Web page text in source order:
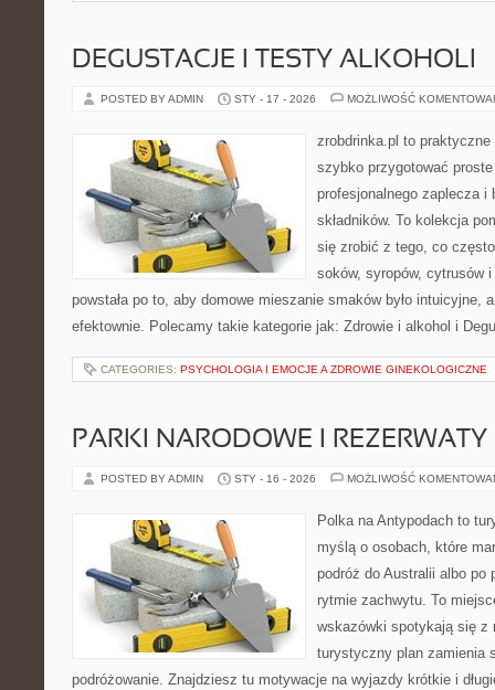
DEGUSTACJE I TESTY ALKOHOLI
POSTED BY ADMIN STY - 17 - 2026 MOŻLIWOŚĆ
zrobdrinka.pl to
szybko przygotować
profesjonalnego zaplecza i
składników. To kolekcja
się zrobić z tego, co
soków, syropów, cytrusów
powstała po to, aby domowe mieszanie smaków było intuicyjne,
efektownie. Polecamy takie kategorie jak: Zdrowie i alkohol i
CATEGORIES: PSYCHOLOGIA I EMOCJE A ZDROWIE GINEKOLOGICZNE
PARKI NARODOWE I
POSTED BY ADMIN STY - 16 - 2026 MOŻLIWOŚĆ
Polka na Antypodach to
myślą o osobach, które
podróż do Australii albo po
rytmie zachwytu. To
wskazówki spotykają się z
turystyczny plan zamienia
podróżowanie. Znajdziesz tu motywacje na wyjazdy krótkie i